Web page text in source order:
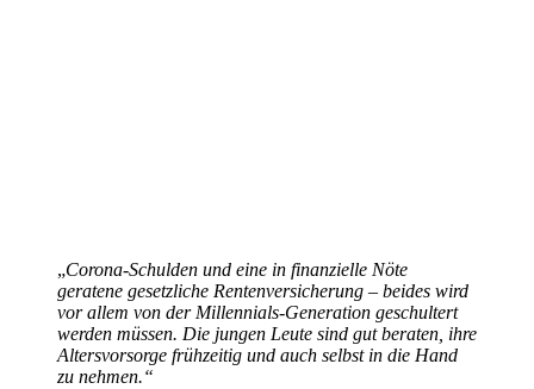
„Corona-Schulden und eine in finanzielle Nöte
geratene gesetzliche Rentenversicherung – beides wird
vor allem von der Millennials-Generation geschultert
werden müssen. Die jungen Leute sind gut beraten, ihre
Altersvorsorge frühzeitig und auch selbst in die Hand
zu nehmen.“